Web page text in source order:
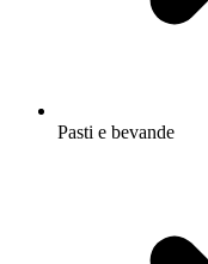
Pasti e bevande